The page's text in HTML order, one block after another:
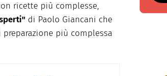
ricette più complesse,
di Paolo Giancani che
più complessa